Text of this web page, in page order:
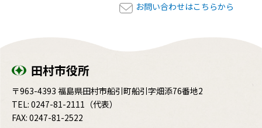
お問い合わせはこちらから
田村市役所
〒963-4393 福島県田村市船引町船引字畑添76番地2
TEL: 0247-81-2111 （代表）
FAX: 0247-81-2522